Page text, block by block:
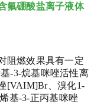
氟硼酸盐离子液体
阻燃效果具有一定
-3-烷基咪唑活性离
[VAIM]Br、溴化1-
基-3-正丙基咪唑